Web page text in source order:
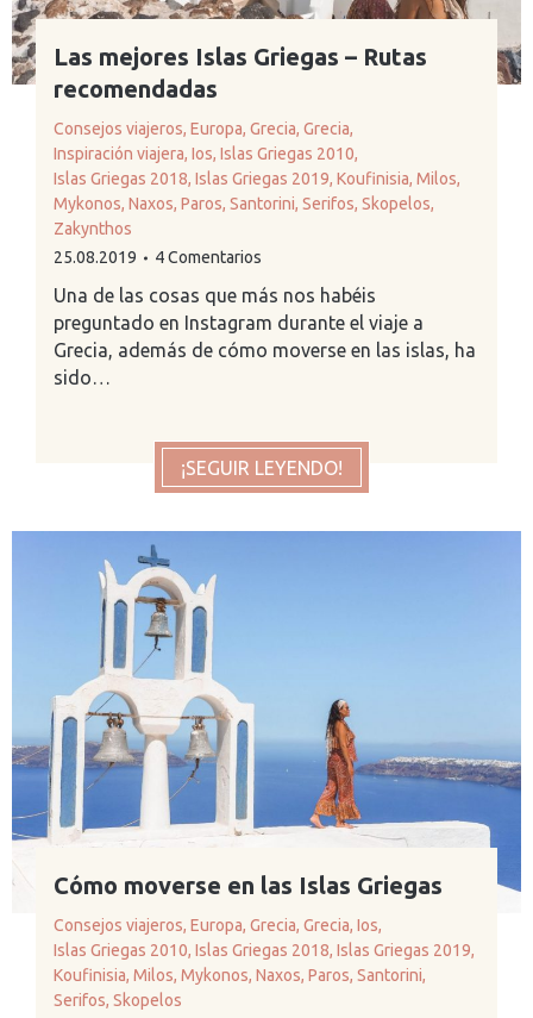
Las mejores Islas Griegas – Rutas
recomendadas
Consejos viajeros, Europa, Grecia, Grecia,
Inspiración viajera, Ios, Islas Griegas 2010,
Islas Griegas 2018, Islas Griegas 2019, Koufinisia, Milos,
Mykonos, Naxos, Paros, Santorini, Serifos, Skopelos,
Zakynthos
25.08.2019
4 Comentarios
Una de las cosas que más nos habéis
preguntado en Instagram durante el viaje a
Grecia, además de cómo moverse en las islas, ha
sido…
¡SEGUIR LEYENDO!
Cómo moverse en las Islas Griegas
Consejos viajeros, Europa, Grecia, Grecia, Ios,
Islas Griegas 2010, Islas Griegas 2018, Islas Griegas 2019,
Koufinisia, Milos, Mykonos, Naxos, Paros, Santorini,
Serifos, Skopelos